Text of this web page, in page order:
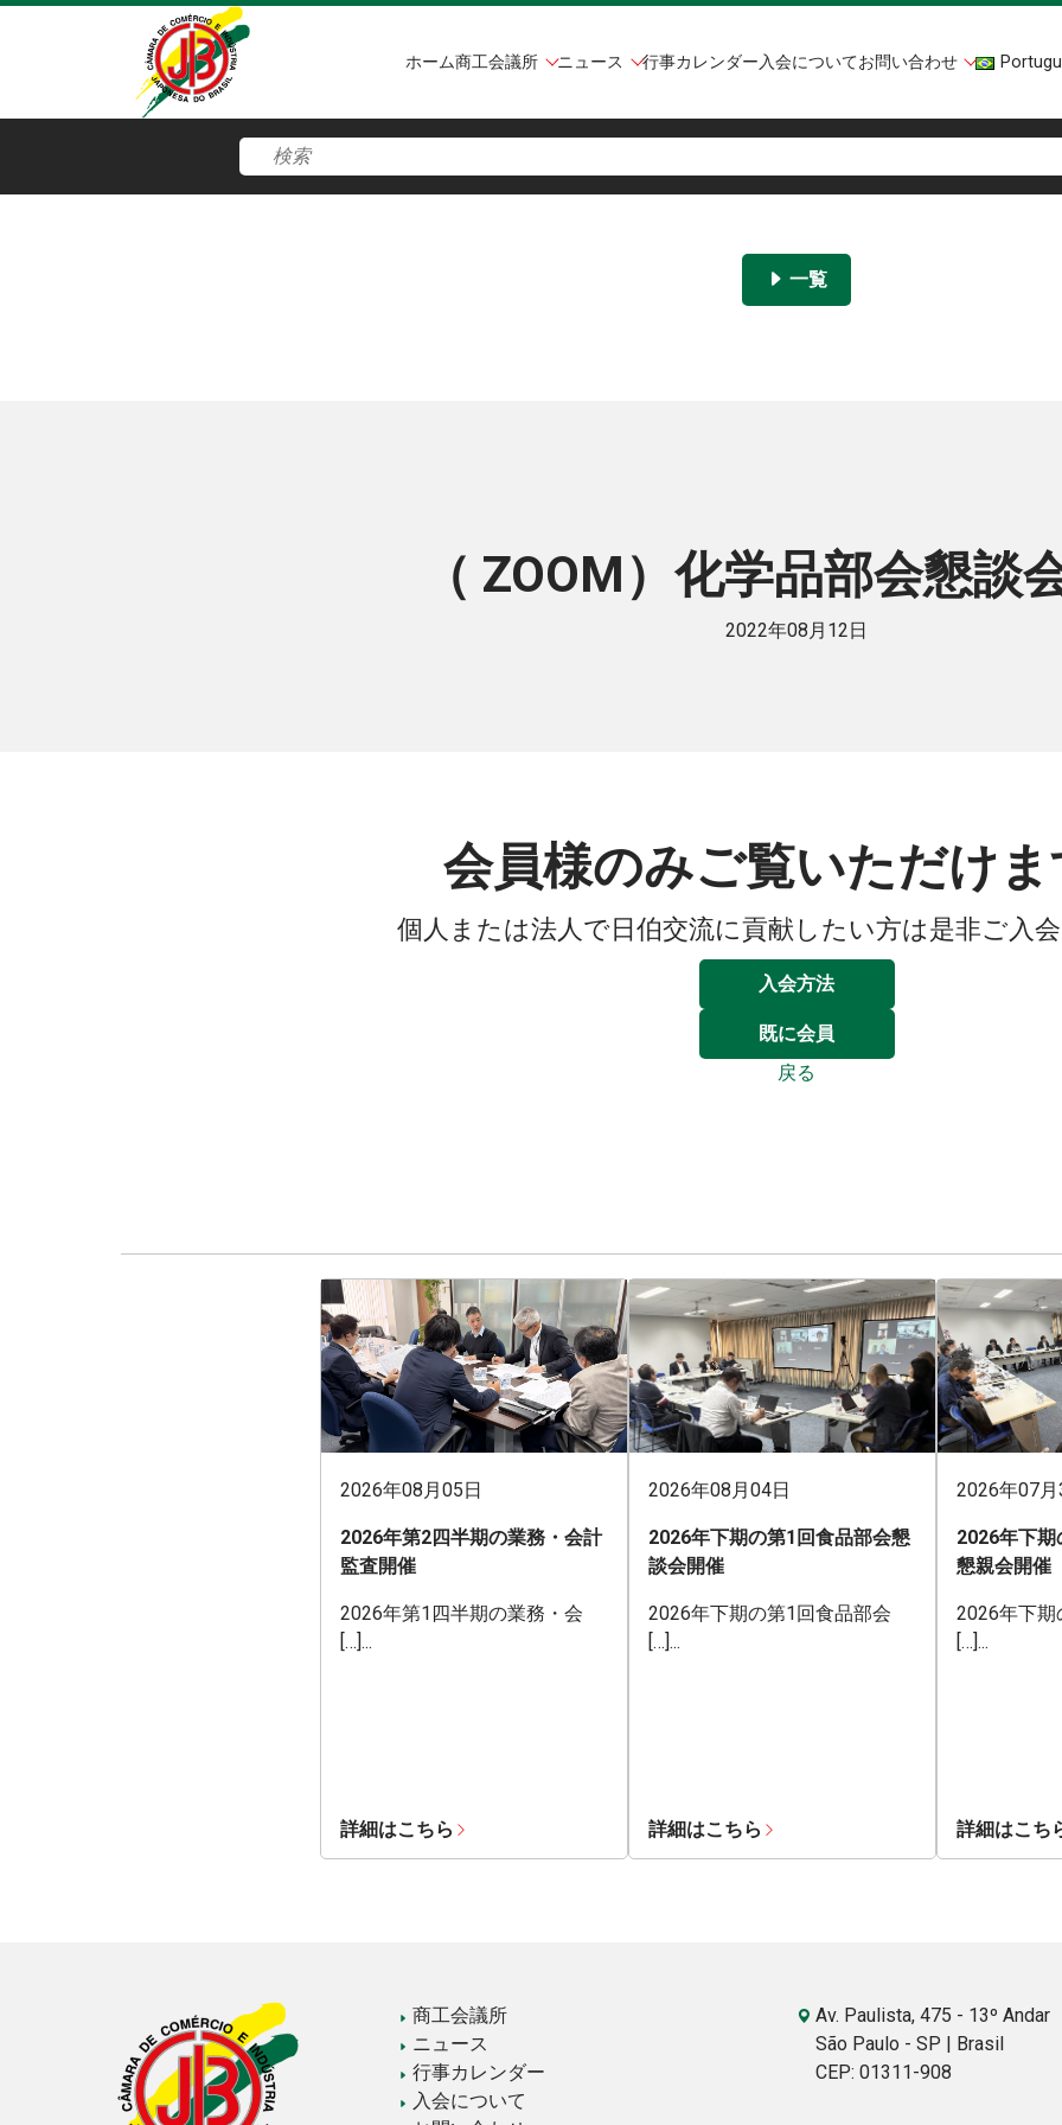
ホーム商工会議所 ニュース 行事カレンダー入会についてお問い合わせ
一覧
（ ZOOM）化学品部会懇談
2022年08月12日
会員様のみご覧いただけま
個人または法人で日伯交流に貢献したい方は是非ご入会
入会方法
既に会員
戻る
2026年08月05日
2026年第2四半期の業務・会計
監査開催
2026年第1四半期の業務・会
[…]...
詳細はこちら
2026年08月04日
2026年下期の第1回食品部会懇
談会開催
2026年下期の第1回食品部会
[…]...
詳細はこちら
2026年07月
2026年下
懇親会開催
2026年下期
[…]...
詳細はこち
商工会議所
ニュース
行事カレンダー
入会について
Av. Paulista, 475 - 13º Andar
São Paulo - SP | Brasil
CEP: 01311-908